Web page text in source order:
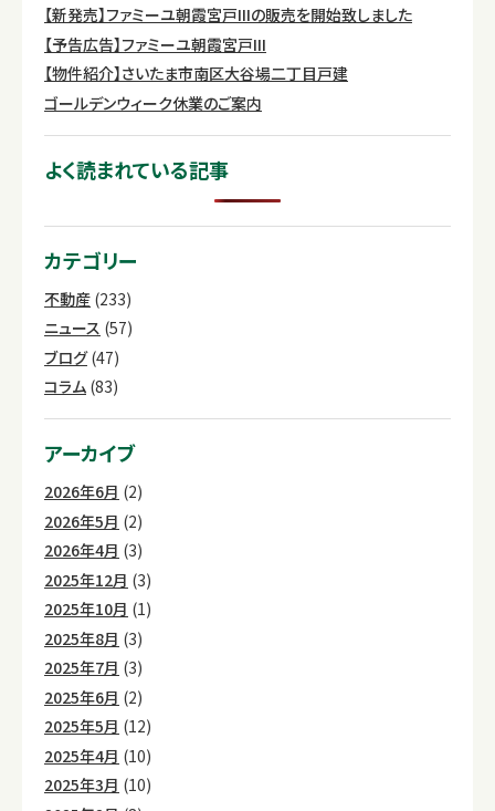
【新発売】ファミーユ朝霞宮戸IIIの販売を開始致しました
【予告広告】ファミーユ朝霞宮戸III
【物件紹介】さいたま市南区大谷場二丁目戸建
ゴールデンウィーク休業のご案内
よく読まれている記事
カテゴリー
不動産 (233)
ニュース (57)
ブログ(47)
コラム (83)
アーカイブ
2026年6月 (2)
2026年5月 (2)
2026年4月 (3)
2025年12月 (3)
2025年10月 (1)
2025年8月 (3)
2025年7月 (3)
2025年6月 (2)
2025年5月 (12)
2025年4月 (10)
2025年3月 (10)